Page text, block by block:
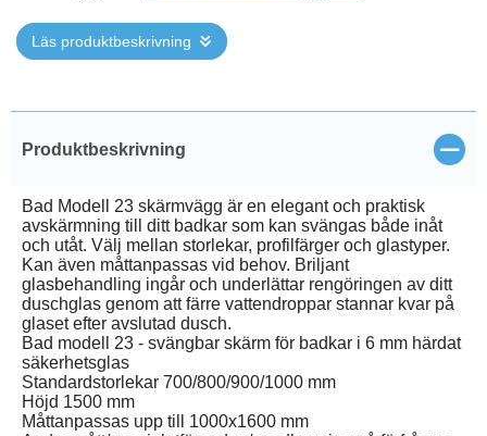
Läs produktbeskrivning
Produktbeskrivning Stäng
Bad Modell 23 skärmvägg är en elegant och praktisk
avskärmning till ditt badkar som kan svängas både inåt
och utåt. Välj mellan storlekar, profilfärger och glastyper.
Kan även måttanpassas vid behov. Briljant
glasbehandling ingår och underlättar rengöringen av ditt
duschglas genom att färre vattendroppar stannar kvar på
glaset efter avslutad dusch.
Bad modell 23 - svängbar skärm för badkar i 6 mm härdat
säkerhetsglas
Standardstorlekar 700/800/900/1000 mm
Höjd 1500 mm
Måttanpassas upp till 1000x1600 mm